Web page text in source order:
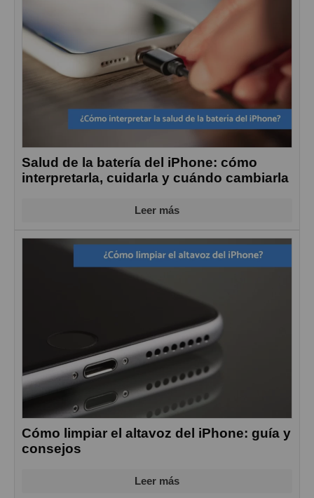
Salud de la batería del iPhone: cómo
interpretarla, cuidarla y cuándo cambiarla
Leer más
Cómo limpiar el altavoz del iPhone: guía y
consejos
Leer más